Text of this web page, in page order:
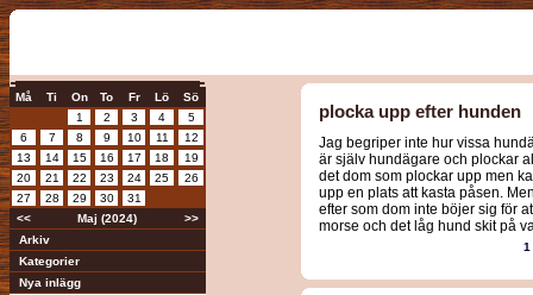
Må Ti On To Fr Lö
Sö
1
2 3 4
5
6
7 8 9 10 11
12
13
14 15 16 17 18
19
20
21 22 23 24 25
26
27
28 29 30
31
<<
Maj (2024)
>>
Arkiv
Kategorier
Nya inlägg
plocka upp efter hunden
Jag begriper inte hur vissa
är själv hundägare och plockar
det dom som plockar upp men
upp en plats att kasta påsen.
efter som dom inte böjer sig för
morse och det låg hund skit på
1